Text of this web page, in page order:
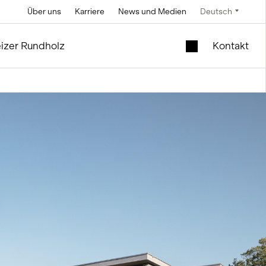
Über uns Karriere News und Medien Deutsch
im Silo- und Anlagenbau
Technik
Soletechnik
Spezialangebote
Mobiler Liftschacht
Rundholz Kontakt